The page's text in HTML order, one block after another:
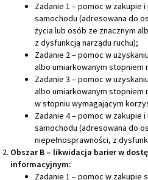
Zadanie 1 – pomoc w zakupie
samochodu (adresowana do
życia lub osób ze znacznym
z dysfunkcją narządu ruchu);
Zadanie 2 – pomoc w
albo umiarkowanym stopniem
Zadanie 3 – pomoc w
albo umiarkowanym stopniem
w stopniu wymagającym
Zadanie 4 – pomoc w zakupie
samochodu (adresowana do
niepełnosprawności, z
Obszar B – likwidacja barier w
informacyjnym:
Zadanie 1 – pomoc w